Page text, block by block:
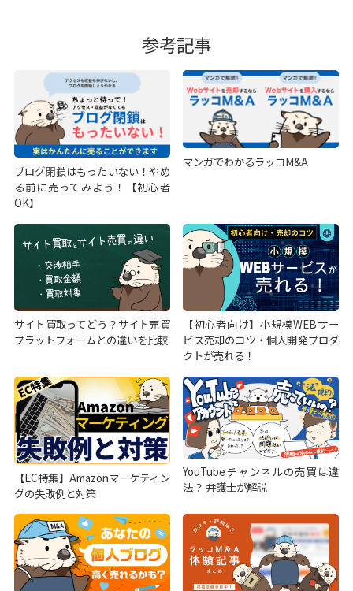
参考記事
ブログ閉鎖はもったいない！やめ
る前に売ってみよう！【初心者
OK】
マンガでわかるラッコM&A
サイト買取ってどう？サイト売買
プラットフォームとの違いを比較
【初心者向け】小規模WEBサー
ビス売却のコツ・個人開発プロダ
クトが売れる！
【EC特集】Amazonマーケティン
グの失敗例と対策
YouTubeチャンネルの売買は違
法？ 弁護士が解説